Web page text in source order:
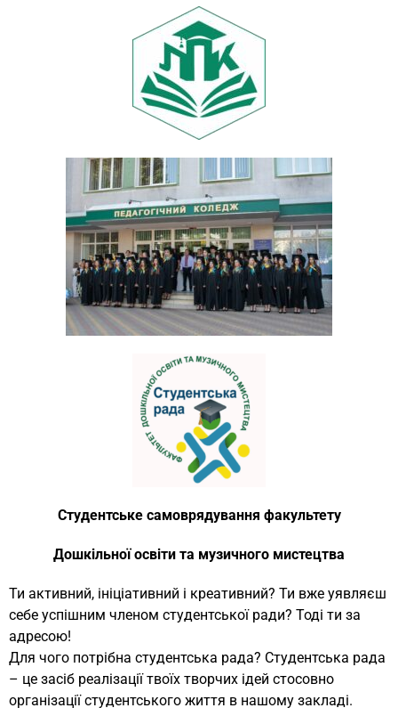
Студентське самоврядування факультету
Дошкільної освіти та музичного мистецтва
Ти активний, ініціативний і креативний? Ти вже уявляєш
себе успішним членом студентської ради? Тоді ти за
адресою!
Для чого потрібна студентська рада? Студентська рада
– це засіб реалізації твоїх творчих ідей стосовно
організації студентського життя в нашому закладі.